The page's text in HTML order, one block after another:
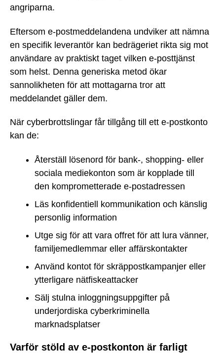
angriparna.
Eftersom e-postmeddelandena undviker att nämna
en specifik leverantör kan bedrägeriet rikta sig mot
användare av praktiskt taget vilken e-posttjänst
som helst. Denna generiska metod ökar
sannolikheten för att mottagarna tror att
meddelandet gäller dem.
När cyberbrottslingar får tillgång till ett e-postkonto
kan de:
Återställ lösenord för bank-, shopping- eller
sociala mediekonton som är kopplade till
den komprometterade e-postadressen
Läs konfidentiell kommunikation och känslig
personlig information
Utge sig för att vara offret för att lura vänner,
familjemedlemmar eller affärskontakter
Använd kontot för skräppostkampanjer eller
ytterligare nätfiskeattacker
Sälj stulna inloggningsuppgifter på
underjordiska cyberkriminella
marknadsplatser
Varför stöld av e-postkonton är farligt